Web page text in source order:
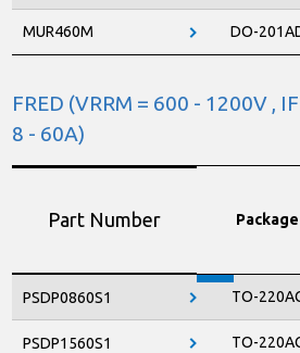
MUR460M DO-
FRED (VRRM = 600 - 1200V ,
8 - 60A)
Part Number
PSDP0860S1
PSDP1560S1
Package
TO-
TO-